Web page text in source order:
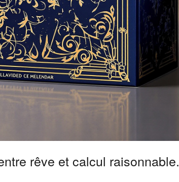
rêve et calcul raisonnable.